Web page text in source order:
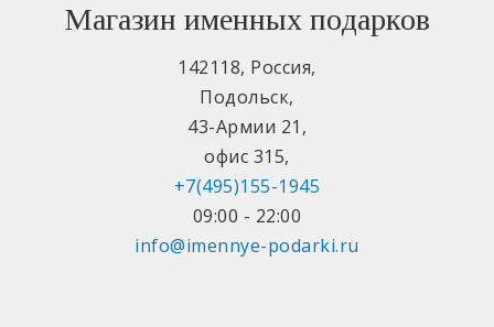
Магазин именных подарков
142118, Россия,
Подольск,
43-Армии 21 ,
офис 315,
+7(495)155-1945
09:00 - 22:00
info@imennye-podarki.ru